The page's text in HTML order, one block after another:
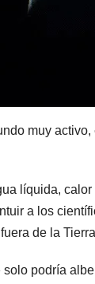
muy
líquida,
a los
de la
solo podría